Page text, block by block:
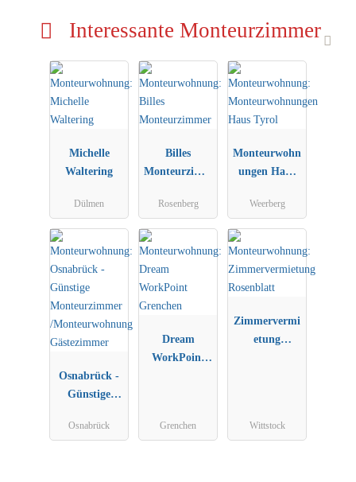
Interessante Monteurzimmer
Michelle
Waltering
Dülmen
Billes
Monteurzimm
Rosenberg
Monteurwohn
ungen Haus
Weerberg
Osnabrück -
Günstige
er
Osnabrück
Dream
WorkPoint
Grenchen
Zimmervermi
etung
Wittstock